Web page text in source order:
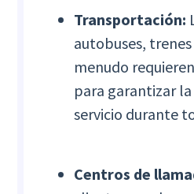
Transportación:
autobuses,
menudo
para garantizar
servicio durante
Centros de